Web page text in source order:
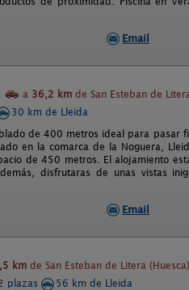
Email
a 36,2 km de San Esteban de
30 km de Lleida
de 400 metros ideal para pasar
en la comarca de la Noguera,
de 450 metros. El alojamiento
disfrutaras de unas vistas
Email
km de San Esteban de Litera (Huesca)
plazas
56 km de Lleida